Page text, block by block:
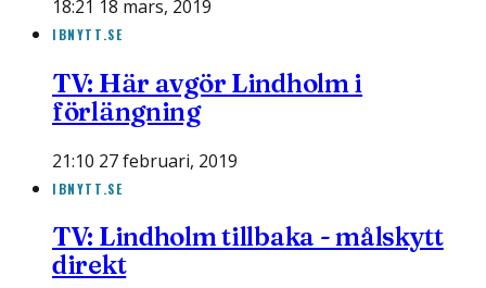
18:21 18 mars, 2019
IBNYTT.SE
TV: Här avgör Lindholm i
förlängning
21:10 27 februari, 2019
IBNYTT.SE
TV: Lindholm tillbaka - målskytt
direkt